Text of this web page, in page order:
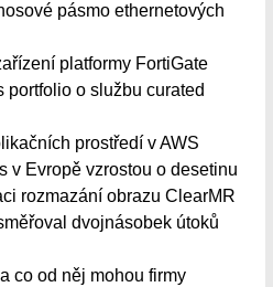
pásmo ethernetových
platformy FortiGate
o službu curated
prostředí v AWS
v Evropě vzrostou o desetinu
rozmazání obrazu ClearMR
dvojnásobek útoků
co od něj mohou firmy